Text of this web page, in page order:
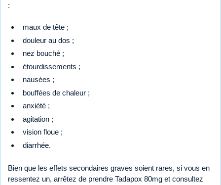
:
maux de tête ;
douleur au dos ;
nez bouché ;
étourdissements ;
nausées ;
bouffées de chaleur ;
anxiété ;
agitation ;
vision floue ;
diarrhée.
Bien que les effets secondaires graves soient rares, si vous en
ressentez un, arrêtez de prendre Tadapox 80mg et consultez